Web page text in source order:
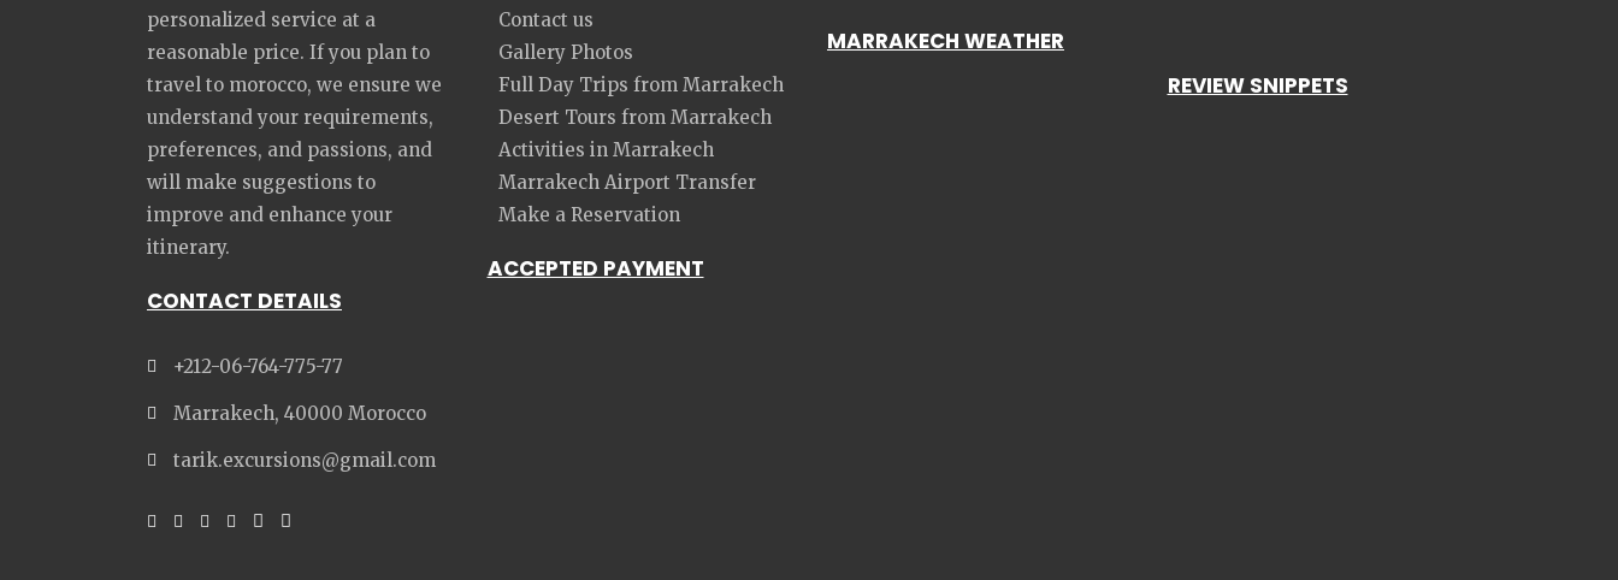
personalized service at a
reasonable price. If you plan to
travel to morocco, we ensure we
understand your requirements,
preferences, and passions, and
will make suggestions to
improve and enhance your
itinerary.
CONTACT DETAILS
+212-06-764-775-77
Marrakech, 40000 Morocco
tarik.excursions@gmail.com
Contact us
Gallery Photos
Full Day Trips from Marrakech
Desert Tours from Marrakech
Activities in Marrakech
Marrakech Airport Transfer
Make a Reservation
ACCEPTED PAYMENT
MARRAKECH WEATHER
REVIEW SNIPPETS